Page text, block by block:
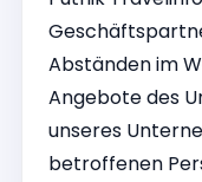
Abständen im
Angebote des
unseres
betroffenen